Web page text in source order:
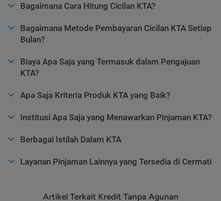
Bagaimana Cara Hitung Cicilan KTA?
Bagaimana Metode Pembayaran Cicilan KTA Setiap
Bulan?
Biaya Apa Saja yang Termasuk dalam Pengajuan
KTA?
Apa Saja Kriteria Produk KTA yang Baik?
Institusi Apa Saja yang Menawarkan Pinjaman KTA?
Berbagai Istilah Dalam KTA
Layanan Pinjaman Lainnya yang Tersedia di Cermati
Artikel Terkait Kredit Tanpa Agunan